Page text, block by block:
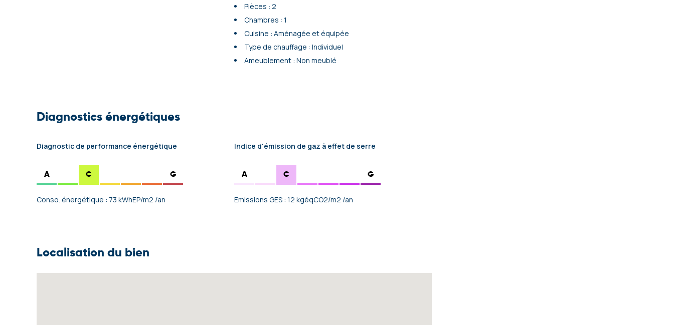
Pièces : 2
Chambres : 1
Cuisine : Aménagée et équipée
Type de chauffage : Individuel
Ameublement : Non meublé
Diagnostics énergétiques
Diagnostic de performance énergétique
A C G
Conso. énergétique : 73 kWhEP/m2 /an
Indice d'émission de gaz à effet de serre
A C G
Emissions GES : 12 kgéqCO2/m2 /an
Localisation du bien